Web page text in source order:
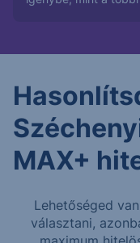
MAX+
Lehetőséged
választani,